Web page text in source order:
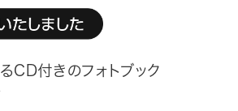
ー
CD付きのフォトブック